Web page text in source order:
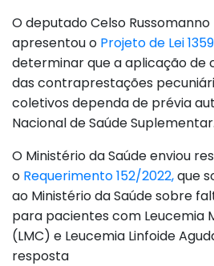
O deputado Celso
apresentou o Projeto de Lei
determinar que a aplicação de
das contraprestações
coletivos dependa de prévia
Nacional de Saúde Suplementar.
O Ministério da Saúde enviou
o Requerimento 152/2022,que
ao Ministério da Saúde sobre
para pacientes com Leucemia
(LMC) e Leucemia Linfoide
resposta